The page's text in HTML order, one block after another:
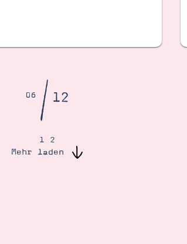
06/12
1
2
Mehr laden